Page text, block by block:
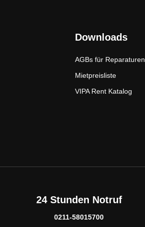
Downloads
AGBs für Reparaturen
Mietpreisliste
VIPA Rent Katalog
24 Stunden Notruf
0211-58015700